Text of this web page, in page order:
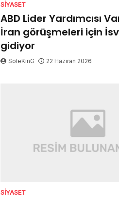
SIYASET
ABD Lider Yardımcısı
İran görüşmeleri için
gidiyor
SoleKinG 22 Haziran 2026
SIYASET